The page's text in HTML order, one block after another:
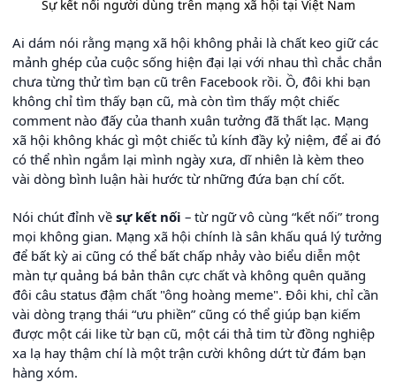
Sự kết nối người dùng trên mạng xã hội tại Việt Nam
Ai dám nói rằng mạng xã hội không phải là chất keo giữ các
mảnh ghép của cuộc sống hiện đại lại với nhau thì chắc chắn
chưa từng thử tìm bạn cũ trên Facebook rồi. Ồ, đôi khi bạn
không chỉ tìm thấy bạn cũ, mà còn tìm thấy một chiếc
comment nào đấy của thanh xuân tưởng đã thất lạc. Mạng
xã hội không khác gì một chiếc tủ kính đầy kỷ niệm, để ai đó
có thể nhìn ngắm lại mình ngày xưa, dĩ nhiên là kèm theo
vài dòng bình luận hài hước từ những đứa bạn chí cốt.
Nói chút đỉnh về sự kết nối – từ ngữ vô cùng “kết nối” trong
mọi không gian. Mạng xã hội chính là sân khấu quá lý tưởng
để bất kỳ ai cũng có thể bất chấp nhảy vào biểu diễn một
màn tự quảng bá bản thân cực chất và không quên quăng
đôi câu status đậm chất "ông hoàng meme". Đôi khi, chỉ cần
vài dòng trạng thái “ưu phiền” cũng có thể giúp bạn kiếm
được một cái like từ bạn cũ, một cái thả tim từ đồng nghiệp
xa lạ hay thậm chí là một trận cười không dứt từ đám bạn
hàng xóm.